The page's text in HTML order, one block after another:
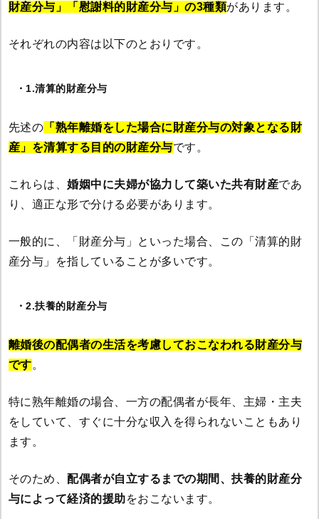
財産分与」「慰謝料的財産分与」の3種類があります。
それぞれの内容は以下のとおりです。
・1.清算的財産分与
先述の 「熟年離婚をした場合に財産分与の対象となる財
産」を清算する目的の財産分与です。
これらは、 婚姻中に夫婦が協力して築いた共有財産であ
り、適正な形で分ける必要があります。
一般的に、「財産分与」といった場合、この「清算的財
産分与」を指していることが多いです。
・2.扶養的財産分与
離婚後の配偶者の生活を考慮しておこなわれる財産分与
です。
特に熟年離婚の場合、一方の配偶者が長年、主婦・主夫
をしていて、すぐに十分な収入を得られないこともあり
ます。
そのため、 配偶者が自立するまでの期間、扶養的財産分
与によって経済的援助をおこないます。